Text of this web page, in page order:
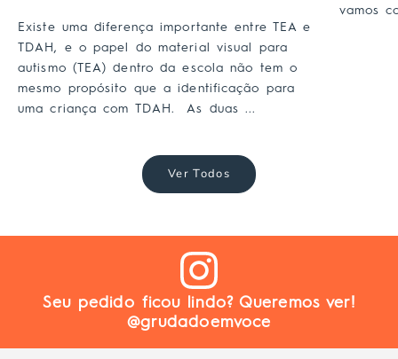
Existe uma diferença importante entre TEA e
TDAH, e o papel do material visual para
autismo (TEA) dentro da escola não tem o
mesmo propósito que a identificação para
uma criança com TDAH. As duas ...
vamos
Ver Todos
Seu pedido ficou lindo? Queremos ver!
@grudadoemvoce